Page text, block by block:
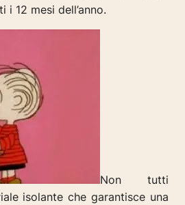
12 mesi dell’anno.
Non tutti
isolante che garantisce una